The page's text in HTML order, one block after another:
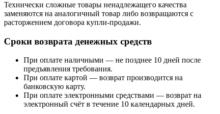
Технически сложные товары ненадлежащего качества
заменяются на аналогичный товар либо возвращаются с
расторжением договора купли-продажи.
Сроки возврата денежных средств
При оплате наличными — не позднее 10 дней после
предъявления требования.
При оплате картой — возврат производится на
банковскую карту.
При оплате электронными средствами — возврат на
электронный счёт в течение 10 календарных дней.